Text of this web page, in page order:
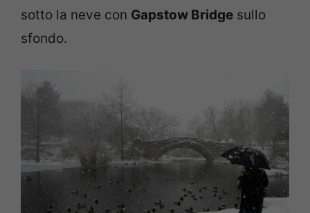
sotto la neve con Gapstow Bridge sullo
sfondo.